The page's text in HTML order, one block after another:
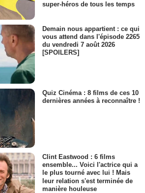
super-héros de tous les temps
Demain nous appartient : ce qui
vous attend dans l'épisode 2265
du vendredi 7 août 2026
[SPOILERS]
Quiz Cinéma : 8 films de ces 10
dernières années à reconnaître !
Clint Eastwood : 6 films
ensemble... Voici l'actrice qui a
le plus tourné avec lui ! Mais
leur relation s'est terminée de
manière houleuse